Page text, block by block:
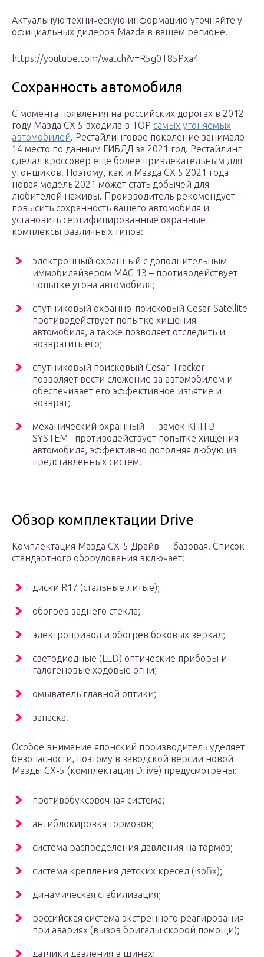
Актуальную техническую информацию уточняйте у
официальных дилеров Mazda в вашем регионе.
https://youtube.com/watch?v=R5g0T85Pxa4
Сохранность автомобиля
С момента появления на российских дорогах в 2012
году Мазда CX 5 входила в ТОР самых угоняемых
автомобилей. Рестайлинговое поколение занимало
14 место по данным ГИБДД за 2021 год. Рестайлинг
сделал кроссовер еще более привлекательным для
угонщиков. Поэтому, как и Мазда СХ 5 2021 года
новая модель 2021 может стать добычей для
любителей наживы. Производитель рекомендует
повысить сохранность вашего автомобиля и
установить сертифицированные охранные
комплексы различных типов:
электронный охранный с дополнительным
иммобилайзером MAG 13 – противодействует
попытке угона автомобиля;
спутниковый охранно-поисковый Cesar Satellite–
противодействует попытке хищения
автомобиля, а также позволяет отследить и
возвратить его;
спутниковый поисковый Cesar Tracker–
позволяет вести слежение за автомобилем и
обеспечивает его эффективное изъятие и
возврат;
механический охранный — замок КПП B-
SYSTEM– противодействует попытке хищения
автомобиля, эффективно дополняя любую из
представленных систем.
Обзор комплектации Drive
Комплектация Мазда СХ-5 Драйв — базовая. Список
стандартного оборудования включает:
диски R17 (стальные литые);
обогрев заднего стекла;
электропривод и обогрев боковых зеркал;
светодиодные (LED) оптические приборы и
галогеновые ходовые огни;
омыватель главной оптики;
запаска.
Особое внимание японский производитель уделяет
безопасности, поэтому в заводской версии новой
Мазды СХ-5 (комплектация Drive) предусмотрены:
противобуксовочная система;
антиблокировка тормозов;
система распределения давления на тормоз;
система крепления детских кресел (Isofix);
динамическая стабилизация;
российская система экстренного реагирования
при авариях (вызов бригады скорой помощи);
датчики давления в шинах;